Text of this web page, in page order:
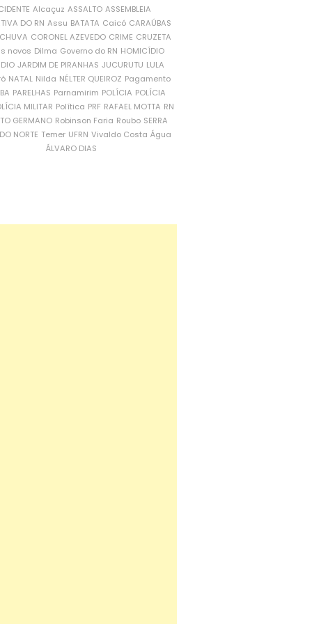
Alcaçuz ASSALTO ASSEMBLEIA
DO RN Assu BATATA Caicó CARAÚBAS
CORONEL AZEVEDO CRIME CRUZETA
novos Dilma Governo do RN HOMICÍDIO
JARDIM DE PIRANHAS JUCURUTU LULA
NATAL Nilda NÉLTER QUEIROZ Pagamento
PARELHAS Parnamirim POLÍCIA POLÍCIA
MILITAR Política PRF RAFAEL MOTTA RN
GERMANO Robinson Faria Roubo SERRA
NORTE Temer UFRN Vivaldo Costa Água
ÁLVARO DIAS